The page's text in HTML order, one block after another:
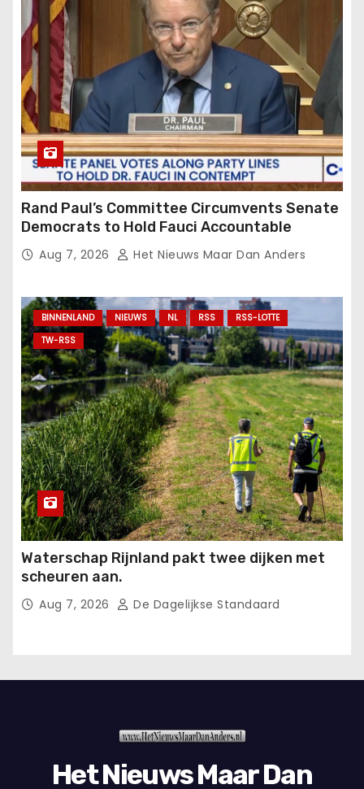
Rand Paul’s Committee Circumvents Senate
Democrats to Hold Fauci Accountable
Aug 7, 2026 Het Nieuws Maar Dan Anders
BINNENLAND NIEUWS NL RSS
RSS-LOTTE
TW-RSS
Waterschap Rijnland pakt twee dijken met
scheuren aan.
Aug 7, 2026 De Dagelijkse Standaard
Het Nieuws Maar Dan